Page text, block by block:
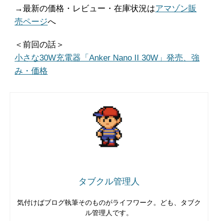
→最新の価格・レビュー・在庫状況はアマゾン販
売ページへ
＜前回の話＞
小さな30W充電器「Anker Nano II 30W」発売、強
み・価格
タブクル管理人
気付けばブログ執筆そのものがライフワーク。ども、タブク
ル管理人です。